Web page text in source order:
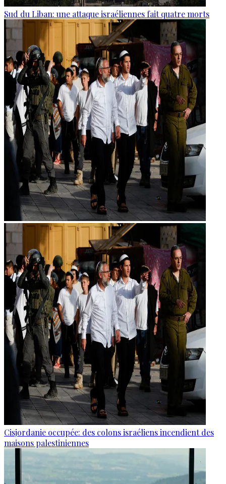
Sud du Liban: une attaque israéliennes fait quatre morts
Cisjordanie occupée: des colons israéliens incendient des
maisons palestiniennes